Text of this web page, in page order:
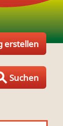
erstellen
Suchen